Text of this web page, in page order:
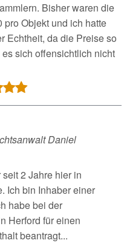
Bisher waren die
pro Objekt und ich hatte
Echtheit, da die Preise so
sich offensichtlich nicht
Daniel
2 Jahre hier in
Ich bin Inhaber einer
habe bei der
Herford für einen
beantragt...